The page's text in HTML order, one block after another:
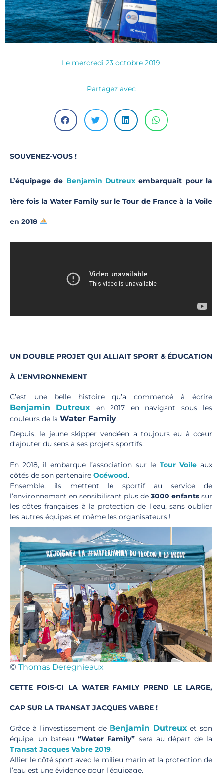
Le mercredi 23 octobre 2019
Partagez avec
SOUVENEZ-VOUS !
L’équipage de Benjamin Dutreux embarquait pour la
1ère fois la Water Family sur le Tour de France à la Voile
en 2018
UN DOUBLE PROJET QUI ALLIAIT SPORT & ÉDUCATION
À L’ENVIRONNEMENT
C’est une belle histoire qu’a commencé à écrire
Benjamin Dutreux en 2017 en navigant sous les
couleurs de la Water Family.
Depuis, le jeune skipper vendéen a toujours eu à cœur
d’ajouter du sens à ses projets sportifs.
En 2018, il embarque l’association sur le Tour Voileaux
côtés de son partenaire Océwood.
Ensemble, ils mettent le sportif au service de
l’environnement en sensibilisant plus de 3000 enfants sur
les côtes françaises à la protection de l’eau, sans oublier
les autres équipes et même les organisateurs !
© Thomas Deregnieaux​
CETTE FOIS-CI LA WATER FAMILY PREND LE LARGE,
CAP SUR LA TRANSAT JACQUES VABRE !
Grâce à l’investissement de Benjamin Dutreux et son
équipe, un bateau“Water Family” sera au départ de la
Transat Jacques Vabre 2019.
Allier le côté sport avec le milieu marin et la protection de
l’eau est une évidence pour l’équipage.